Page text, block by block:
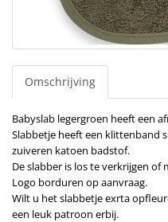
Omschrijving
Babyslab legergroen heeft een
Slabbetje heeft een klittenband
zuiveren katoen badstof.
De slabber is los te verkrijgen
Logo borduren op aanvraag.
Wilt u het slabbetje exrta
een leuk patroon erbij.